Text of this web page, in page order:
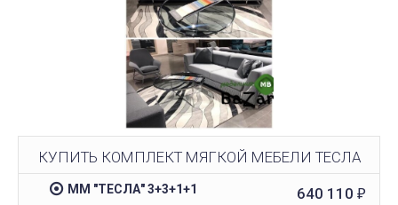
КУПИТЬ КОМПЛЕКТ МЯГКОЙ МЕБЕЛИ ТЕСЛА
ММ "ТЕСЛА" 3+3+1+1 640 110 ₽